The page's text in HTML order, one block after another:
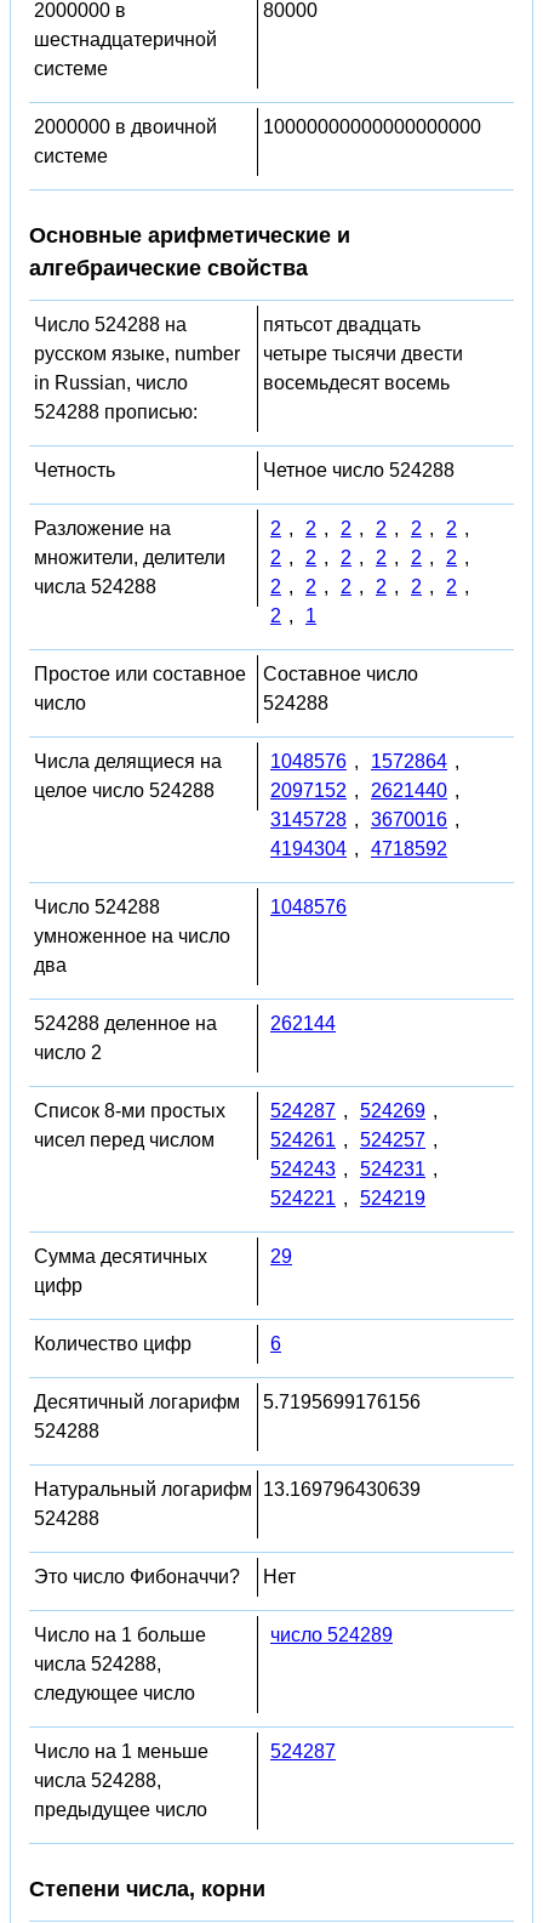
2000000 в
шестнадцатеричной
системе
80000
2000000 в двоичной
системе
10000000000000000000
Основные арифметические и
алгебраические свойства
Число 524288 на
русском языке, number
in Russian, число
524288 прописью:
пятьсот двадцать
четыре тысячи двести
восемьдесят восемь
Четность Четное число 524288
Разложение на
множители, делители
числа 524288
2 , 2 , 2 , 2 , 2 , 2 ,
2 , 2 , 2 , 2 , 2 , 2 ,
2 , 2 , 2 , 2 , 2 , 2 ,
2 , 1
Простое или составное
число
Составное число
524288
Числа делящиеся на
целое число 524288
1048576 , 1572864 ,
2097152 , 2621440 ,
3145728 , 3670016 ,
4194304 , 4718592
Число 524288
умноженное на число
два
1048576
524288 деленное на
число 2
262144
Список 8-ми простых
чисел перед числом
524287 , 524269 ,
524261 , 524257 ,
524243 , 524231 ,
524221 , 524219
Сумма десятичных
цифр
29
Количество цифр 6
Десятичный логарифм
524288
5.7195699176156
Натуральный логарифм
524288
13.169796430639
Это число Фибоначчи? Нет
Число на 1 больше
числа 524288,
следующее число
число 524289
Число на 1 меньше
числа 524288,
предыдущее число
524287
Степени числа, корни